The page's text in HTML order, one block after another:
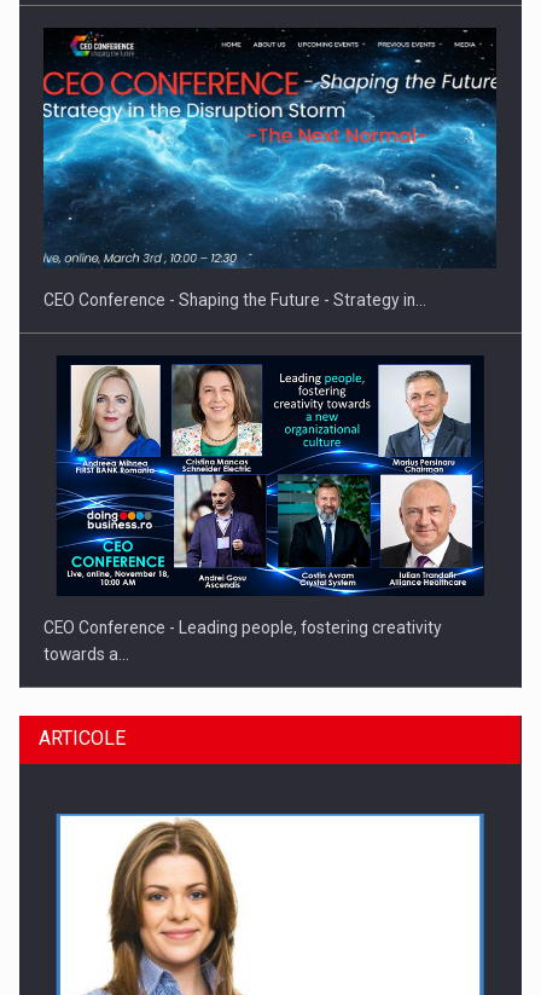
Fondul de investitii BoldMind si echipa de management a…
CEO Conference - Shaping the Future - Strategy in…
CEO Conference - Leading people, fostering creativity
towards a…
CEO Conference - Shaping The Future - Technology and…
ARTICOLE